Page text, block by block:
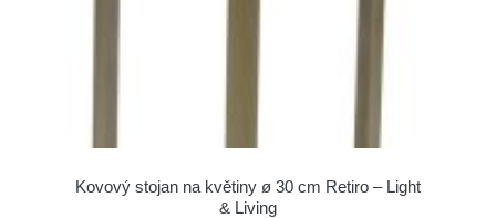
Kovový stojan na květiny ø 30 cm Retiro – Light
& Living